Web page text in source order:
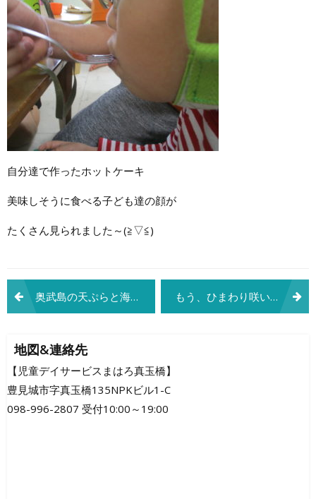
自分達で作ったホットケーキ
美味しそうに食べる子ども達の顔が
たくさん見られました～(≧▽≦)
投
稿
ナ
ビ
ゲ
奥武島の天ぷらと海の散歩！ もう、ひまわり咲いたよ
地図&連絡先
【児童デイサービスまはろ真玉橋】
豊見城市字真玉橋135NPKビル1-C
098-996-2807 受付10:00～19:00